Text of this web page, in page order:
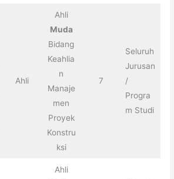
Ahli
Ahli
Muda
Bidang
Keahlia
n
Manaje
men
Proyek
Konstru
ksi
7
Seluruh
Jurusan
/
Progra
m Studi
Ahli